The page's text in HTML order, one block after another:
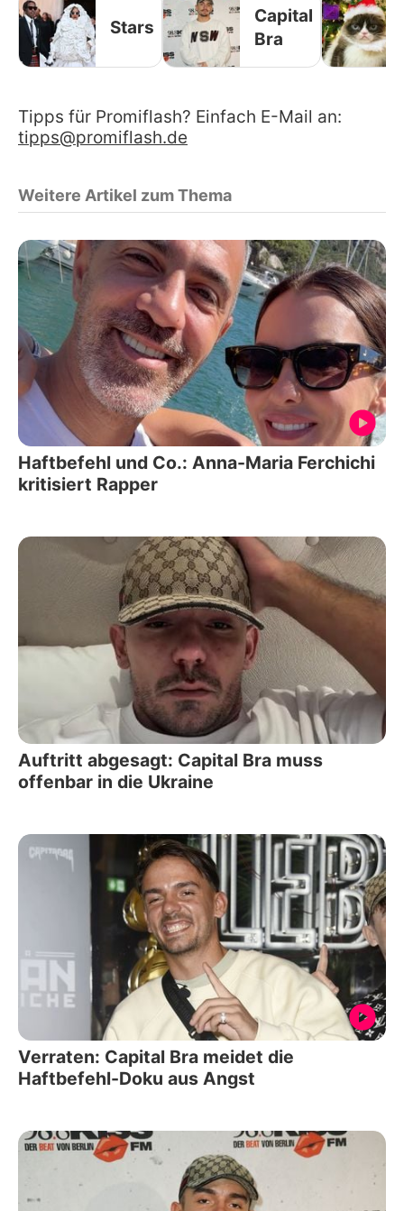
Stars
Capital
Bra
Tipps für Promiflash? Einfach E-Mail an:
tipps@promiflash.de
Weitere Artikel zum Thema
Haftbefehl und Co.: Anna-Maria Ferchichi
kritisiert Rapper
Auftritt abgesagt: Capital Bra muss
offenbar in die Ukraine
Verraten: Capital Bra meidet die
Haftbefehl-Doku aus Angst